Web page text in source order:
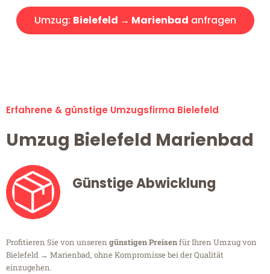
Umzug: Bielefeld → Marienbad anfragen
Erfahrene & günstige Umzugsfirma Bielefeld
Umzug Bielefeld Marienbad
Günstige Abwicklung
Profitieren Sie von unseren günstigen Preisenfür Ihren Umzug von
Bielefeld → Marienbad, ohne Kompromisse bei der Qualität
einzugehen.